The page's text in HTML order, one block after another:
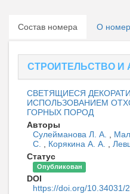
Состав номера О
СТРОИТЕЛЬСТВО И
СВЕТЯЩИЕСЯ
ИСПОЛЬЗОВАНИЕМ
ГОРНЫХ ПОРОД
Авторы
Сулейманова Л. А. ,
С. , Корякина А. А. ,
Статус
Опубликован
DOI
https://doi.org/10.34031/